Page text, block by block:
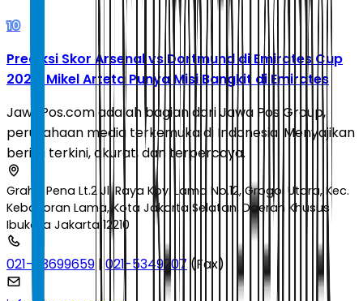
10
Prediksi Skor Arsenal vs Dortmund di Emirates Cup
2026: Mikel Arteta Punya Misi Bangkit di Emirates
JawaPos.com adalah bagian dari Jawa Pos Group,
perusahaan media terkemuka di Indonesia. Menyajikan
berita terkini, akurat, dan terpercaya.
Graha Pena Lt.2 Jl. Raya Kby. Lama No.12, Grogol Utara, Kec.
Kebayoran Lama, Kota Jakarta Selatan, Daerah Khusus
Ibukota Jakarta 12210
021-53699659 | 021-5349207 (Fax)